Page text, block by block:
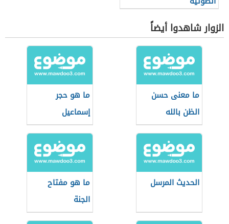
الزوار شاهدوا أيضاً
ما معنى حسن
الظن بالله
ما هو حجر
إسماعيل
الحديث المرسل
ما هو مفتاح
الجنة